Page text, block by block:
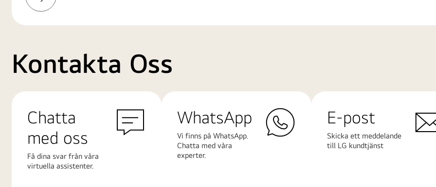
Kontakta Oss
Chatta
med oss
Få dina svar från våra
virtuella assistenter.
WhatsApp
Vi finns på WhatsApp.
Chatta med våra
experter.
E-post
Skicka ett meddelande
till LG kundtjänst